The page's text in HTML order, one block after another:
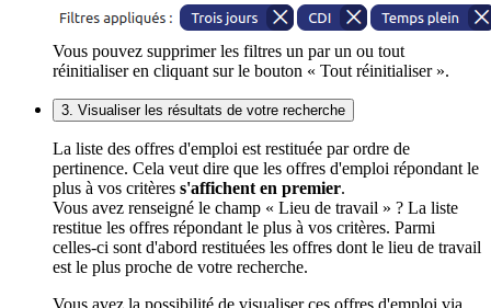
Vous pouvez supprimer les filtres un par un ou tout
réinitialiser en cliquant sur le bouton « Tout réinitialiser ».
3. Visualiser les résultats de votre recherche
La liste des offres d'emploi est restituée par ordre de
pertinence. Cela veut dire que les offres d'emploi répondant le
plus à vos critères s'affichent en premier.
Vous avez renseigné le champ « Lieu de travail » ? La liste
restitue les offres répondant le plus à vos critères. Parmi
celles-ci sont d'abord restituées les offres dont le lieu de travail
est le plus proche de votre recherche.
Vous avez la possibilité de visualiser ces offres d'emploi via